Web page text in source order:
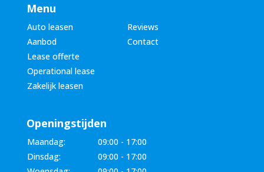
Menu
Auto leasen
Reviews
Aanbod
Contact
Lease offerte
Operational lease
Zakelijk leasen
Openingstijden
Maandag:
09:00 - 17:00
Dinsdag:
09:00 - 17:00